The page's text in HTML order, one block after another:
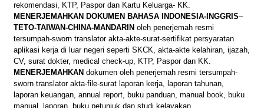
rekomendasi, KTP, Paspor dan Kartu Keluarga- KK.
MENERJEMAHKAN DOKUMEN BAHASA INDONESIA-INGGRIS–
TETO-TAIWAN-CHINA-MANDARIN oleh penerjemah resmi
tersumpah-sworn translator akta-akte-surat-sertifikat persyaratan
aplikasi kerja di luar negeri seperti SKCK, akta-akte kelahiran, ijazah,
CV, surat dokter, medical check-up, KTP, Paspor dan KK.
MENERJEMAHKAN dokumen oleh penerjemah resmi tersumpah-
sworn translator akta-file-surat laporan kerja, laporan tahunan,
laporan keuangan, annual report, buku panduan, manual book, buku
manual, laporan, buku petunjuk dan studi kelayakan.